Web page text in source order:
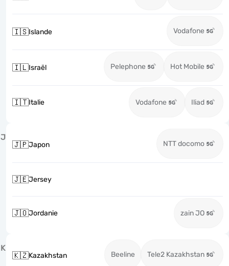
🇮🇸Islande Vodafone
🇮🇱Israël Pelephone Hot Mobile
🇮🇹Italie Vodafone Iliad
J
🇯🇵Japon NTT docomo
🇯🇪Jersey
🇯🇴Jordanie zain JO
K
🇰🇿Kazakhstan Beeline Tele2 Kazakhstan